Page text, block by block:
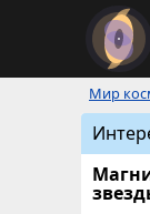
Мир